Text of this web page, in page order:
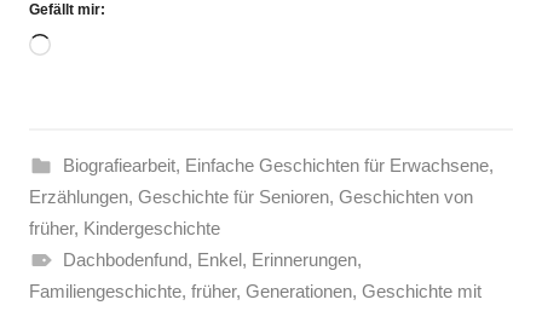
Gefällt mir:
Wird
Biografiearbeit, Einfache Geschichten für Erwachsene,
Erzählungen, Geschichte für Senioren, Geschichten von
früher, Kindergeschichte
Dachbodenfund, Enkel, Erinnerungen,
Familiengeschichte, früher, Generationen, Geschichte mit